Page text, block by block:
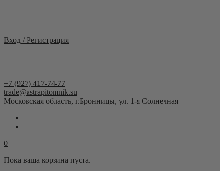
Вход / Регистрация
+7 (927) 417-74-77
trade@astrapitomnik.su
Московская область, г.Бронницы, ул. 1-я Солнечная
0
Пока ваша корзина пуста.